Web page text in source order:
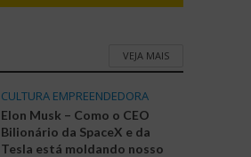
VEJA MAIS
CULTURA EMPREENDEDORA
Elon Musk – Como o CEO
Bilionário da SpaceX e da
Tesla está moldando nosso